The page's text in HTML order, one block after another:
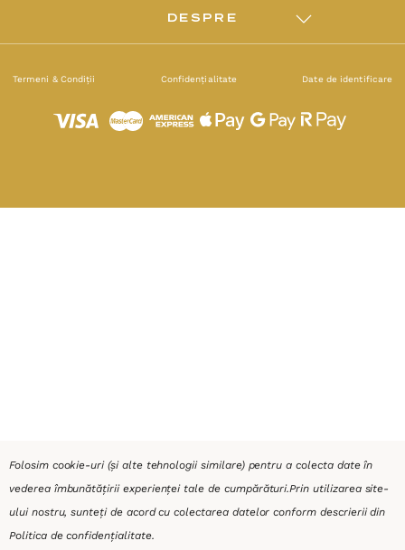
DESPRE
Termeni & Condiții Confidențialitate Date de identificare
Folosim cookie-uri (și alte tehnologii similare) pentru a colecta date în
vederea îmbunătățirii experienței tale de cumpărături.Prin utilizarea site-
ului nostru, sunteți de acord cu colectarea datelor conform descrierii din
Politica de confidențialitate.